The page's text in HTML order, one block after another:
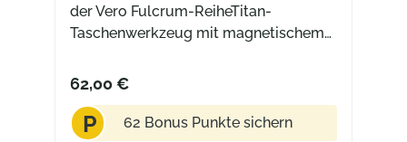
der Vero Fulcrum-ReiheTitan-
Taschenwerkzeug mit magnetischem
Schlüsselring und Edelstahl-
62,00 €
P 62 Bonus Punkte sichern